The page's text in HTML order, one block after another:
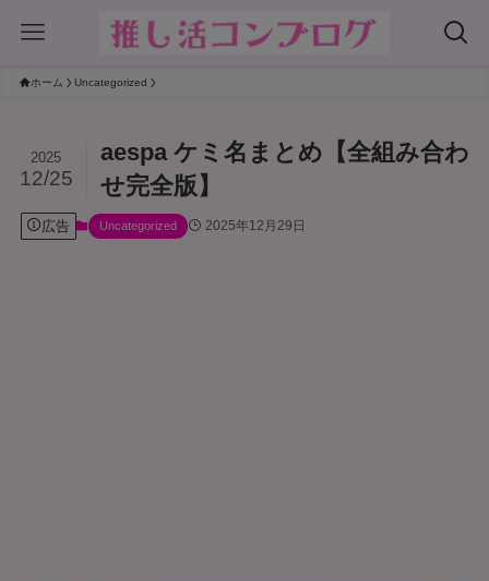
ホーム Uncategorized
aespa ケミ名まとめ【全組み合わ
せ完全版】
2025
12/25
広告 Uncategorized 2025年12月29日